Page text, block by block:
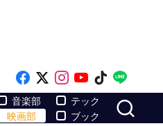
Like on Facebook
Follow on x
Follow on
Follow on
Follow
音楽部
映画部
テック
ブック